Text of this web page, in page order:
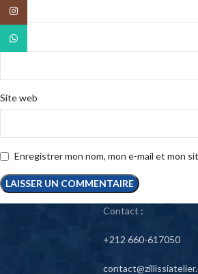
Nom
Site web
Enregistrer mon nom, mon e-mail et mon
Contact :
+212 660-617050